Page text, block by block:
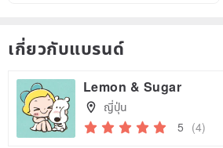
เกี่ยวกับแบรนด์
Lemon & Sugar
ญี่ปุ่น
5 (4)